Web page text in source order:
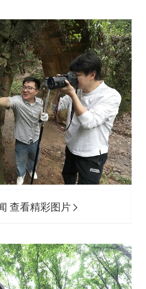
查看精彩图片